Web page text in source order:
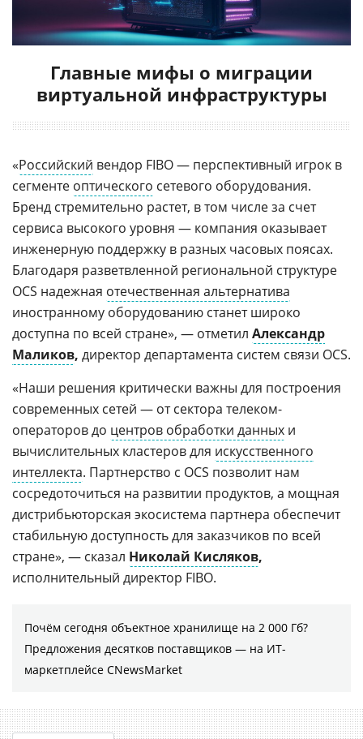
Главные мифы о миграции
виртуальной инфраструктуры
«Российский вендор FIBO — перспективный игрок в
сегменте оптического сетевого оборудования.
Бренд стремительно растет, в том числе за счет
сервиса высокого уровня — компания оказывает
инженерную поддержку в разных часовых поясах.
Благодаря разветвленной региональной структуре
OCS надежная отечественная альтернатива
иностранному оборудованию станет широко
доступна по всей стране», — отметил Александр
Маликов, директор департамента систем связи OCS.
«Наши решения критически важны для построения
современных сетей — от сектора телеком-
операторов до центров обработки данных и
вычислительных кластеров для искусственного
интеллекта. Партнерство с OCS позволит нам
сосредоточиться на развитии продуктов, а мощная
дистрибьюторская экосистема партнера обеспечит
стабильную доступность для заказчиков по всей
стране», — сказал Николай Кисляков,
исполнительный директор FIBO.
Почём сегодня объектное хранилище на 2 000 Гб?
Предложения десятков поставщиков ― на ИТ-
маркетплейсе CNewsMarket